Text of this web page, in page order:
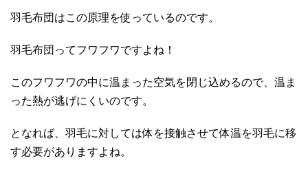
羽毛布団はこの原理を使っているのです。
羽毛布団ってフワフワですよね！
このフワフワの中に温まった空気を閉じ込めるので、温ま
った熱が逃げにくいのです。
となれば、羽毛に対しては体を接触させて体温を羽毛に移
す必要がありますよね。